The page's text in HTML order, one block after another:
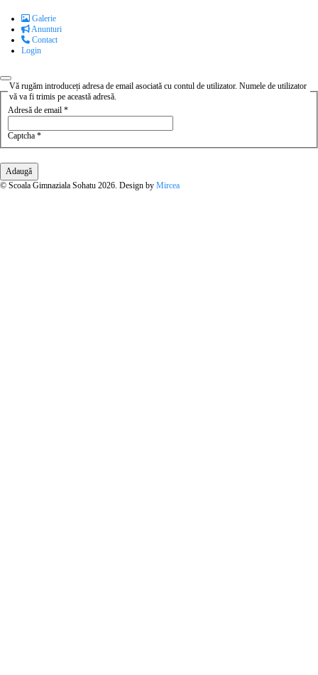
Galerie
Anunturi
Contact
Login
Vă rugăm introduceți adresa de email asociată cu contul de utilizator. Numele de utilizator
vă va fi trimis pe această adresă.
Adresă de email *
Captcha *
Adaugă
© Scoala Gimnaziala Sohatu 2026. Design by Mircea